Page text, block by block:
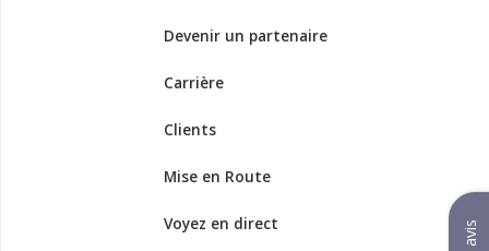
Devenir un partenaire
Carrière
Clients
Mise en Route
Voyez en direct